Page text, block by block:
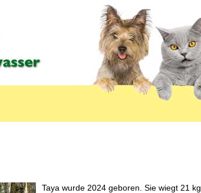
Taya wurde 2024 geboren. Sie wiegt 21 kg.